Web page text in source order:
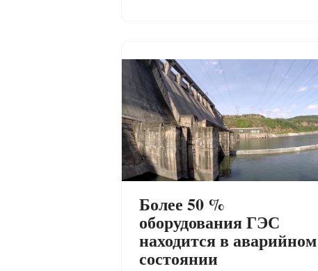
Более 50 %
оборудования ГЭС
находится в аварийном
состоянии